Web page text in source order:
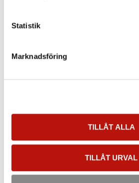
Statistik
Marknadsföring
TILLÅT ALLA
TILLÅT URVAL
3 längder
Fallskyddsblock med
obra Lift
Fallskyddsblock med
Fallskyddsblock 6m
Superlätt fallskyddsblock